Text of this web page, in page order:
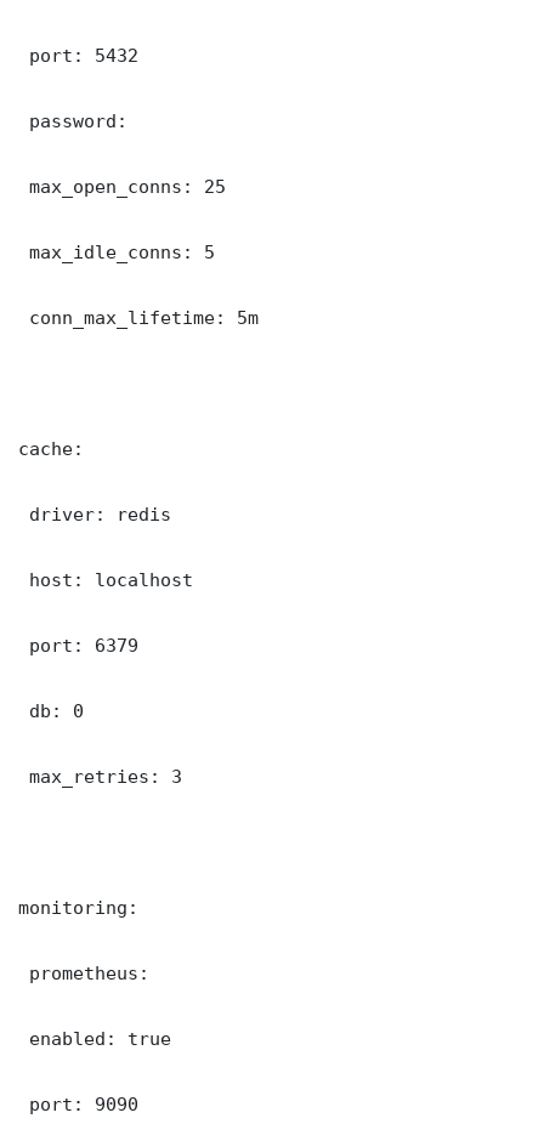
port: 5432
password:
max_open_conns: 25
max_idle_conns: 5
conn_max_lifetime: 5m
cache:
driver: redis
host: localhost
port: 6379
db: 0
max_retries: 3
monitoring:
prometheus:
enabled: true
port: 9090